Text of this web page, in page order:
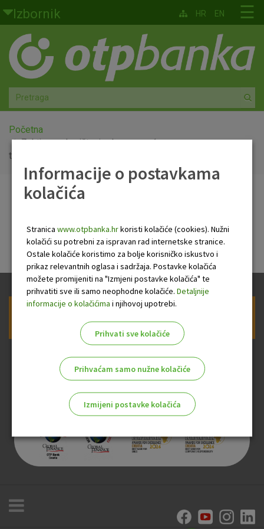
Skoči na glavni sadržaj
Izbornik
Građani
Privatno bankarstvo
Agro
Mala poduzeća i obrtnici
Srednja i velika poduzeća
Globalna tržišta
O nama
☰
HR EN
Početna
Zahtjev za korištenje dnevno-noćnog
trezora
Zahtjev za korištenje
dnevno-noćnog trezora
Informacije o postavkama
kolačića
Stranica www.otpbanka.hrkoristi kolačiće (cookies). Nužni
kolačići su potrebni za ispravan rad internetske stranice.
Ostale kolačiće koristimo za bolje korisničko iskustvo i
prikaz relevantnih oglasa i sadržaja. Postavke kolačića
možete promijeniti na "Izmjeni postavke kolačića" te
prihvatiti sve ili samo neophodne kolačiće. Detaljnije
informacije o kolačićima i njihovoj upotrebi.
Prihvati sve kolačiće
Prihvaćam samo nužne kolačiće
Izmijeni postavke kolačića
Nužni kolačići
Analitički kolačići